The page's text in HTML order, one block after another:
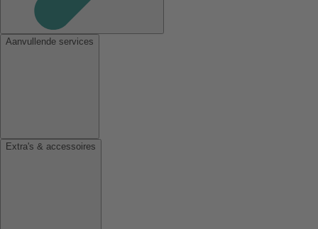
Aanvullende services
Extra's & accessoires